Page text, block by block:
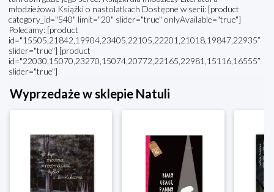
młodzieżowa Książki o nastolatkach Dostępne w serii: [product
category_id="540" limit="20" slider="true" onlyAvailable="true"]
Polecamy: [product
id="15505,21842,19904,23405,22105,22201,21018,19847,22935”
slider="true"] [product
id="22030,15070,23270,15074,20772,22165,22981,15116,16555”
slider="true"]
Wyprzedaże w sklepie Natuli